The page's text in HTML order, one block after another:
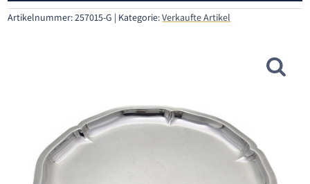
Artikelnummer:257015-G Kategorie:Verkaufte Artikel